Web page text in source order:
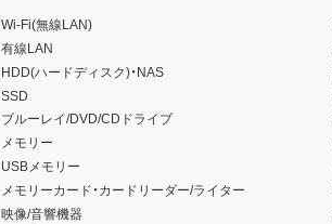
Wi-Fi(無線LAN)
有線LAN
HDD(ハードディスク)・NAS
SSD
ブルーレイ/DVD/CDドライブ
メモリー
USBメモリー
メモリーカード・カードリーダー/ライター
映像/音響機器